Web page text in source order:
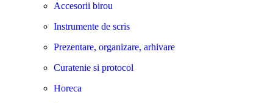
Accesorii birou
Instrumente de scris
Prezentare, organizare, arhivare
Curatenie si protocol
Horeca